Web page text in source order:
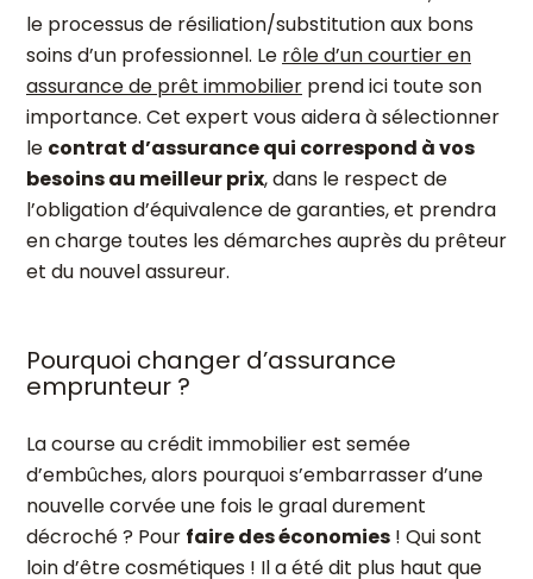
le processus de résiliation/substitution aux bons
soins d’un professionnel. Le rôle d’un courtier en
assurance de prêt immobilier prend ici toute son
importance. Cet expert vous aidera à sélectionner
le contrat d’assurance qui correspond à vos
besoins au meilleur prix, dans le respect de
l’obligation d’équivalence de garanties, et prendra
en charge toutes les démarches auprès du prêteur
et du nouvel assureur.
Pourquoi changer d’assurance
emprunteur ?
La course au crédit immobilier est semée
d’embûches, alors pourquoi s’embarrasser d’une
nouvelle corvée une fois le graal durement
décroché ? Pour faire des économies ! Qui sont
loin d’être cosmétiques ! Il a été dit plus haut que